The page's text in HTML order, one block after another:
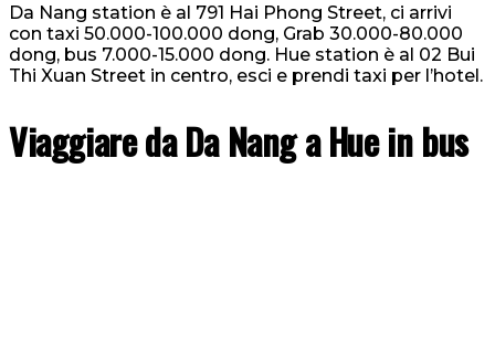
Da Nang station è al 791 Hai Phong Street, ci arrivi
con taxi 50.000-100.000 dong, Grab 30.000-80.000
dong, bus 7.000-15.000 dong. Hue station è al 02 Bui
Thi Xuan Street in centro, esci e prendi taxi per l’hotel.
Viaggiare da Da Nang a Hue in bus